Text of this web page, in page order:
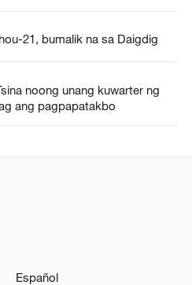
21, bumalik na sa Daigdig
noong unang kuwarter ng
ang pagpapatakbo
Español